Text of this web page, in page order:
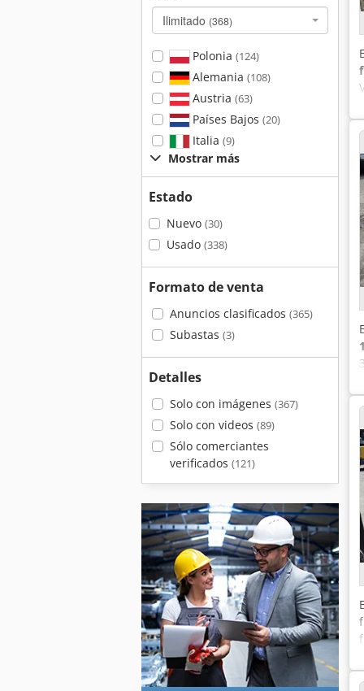
Ilimitado (368)
Polonia (124)
Alemania (108)
Austria (63)
Países Bajos (20)
Italia (9)
Mostrar más
Estado
Nuevo (30)
Usado (338)
Formato de venta
Anuncios clasificados (365)
Subastas (3)
Detalles
Solo con imágenes (367)
Solo con videos (89)
Sólo comerciantes
verificados (121)